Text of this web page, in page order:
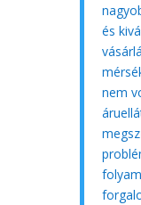
és
nem